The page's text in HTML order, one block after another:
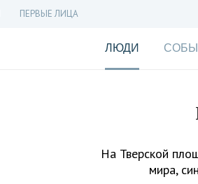
ПЕРВЫЕ ЛИЦА
ЛЮДИ
На Тверской
мира,